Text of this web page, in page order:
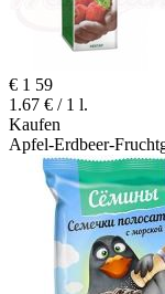
€ 1 59
1.67 € / 1 l.
Kaufen
Apfel-Erdbeer-